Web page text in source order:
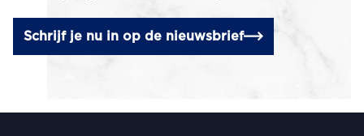
Schrijf je nu in op de nieuwsbrief